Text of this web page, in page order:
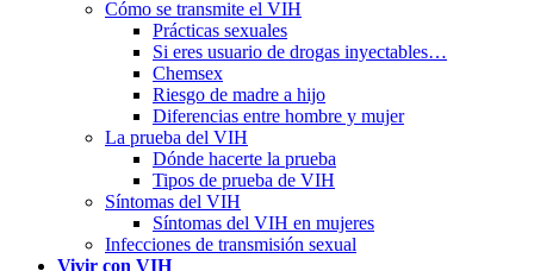
Cómo se transmite el VIH
Prácticas sexuales
Si eres usuario de drogas inyectables…
Chemsex
Riesgo de madre a hijo
Diferencias entre hombre y mujer
La prueba del VIH
Dónde hacerte la prueba
Tipos de prueba de VIH
Síntomas del VIH
Síntomas del VIH en mujeres
Infecciones de transmisión sexual
Vivir con VIH